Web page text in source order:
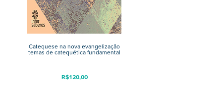
Catequese na nova evangelização
temas de catequética fundamental
R$120,00